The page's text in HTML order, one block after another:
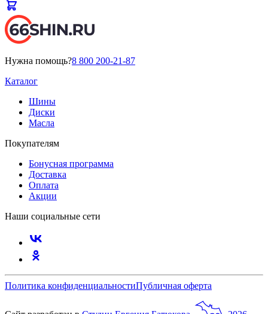
Нужна помощь?8 800 200-21-87
Каталог
Шины
Диски
Масла
Покупателям
Бонусная программа
Доставка
Оплата
Акции
Наши социальные сети
Политика конфиденциальностиПубличная оферта